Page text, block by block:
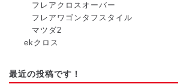
フレアクロスオーバー
フレアワゴンタフスタイル
マツダ2
ekクロス
最近の投稿です！